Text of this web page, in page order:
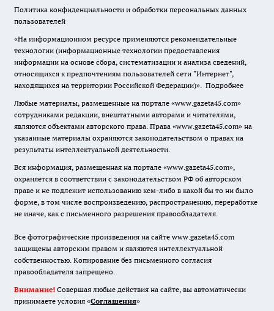
Политика конфиденциальности и обработки персональных данных
пользователей
«На информационном ресурсе применяются рекомендательные
технологии (информационные технологии предоставления
информации на основе сбора, систематизации и анализа сведений,
относящихся к предпочтениям пользователей сети "Интернет",
находящихся на территории Российской Федерации)». Подробнее
Любые материалы, размещенные на портале «www.gazeta45.com»
сотрудниками редакции, внештатными авторами и читателями,
являются объектами авторского права. Права «www.gazeta45.com» на
указанные материалы охраняются законодательством о правах на
результаты интеллектуальной деятельности.
Вся информация, размещенная на портале «www.gazeta45.com»,
охраняется в соответствии с законодательством РФ об авторском
праве и не подлежит использованию кем-либо в какой бы то ни было
форме, в том числе воспроизведению, распространению, переработке
не иначе, как с письменного разрешения правообладателя.
Все фотографические произведения на сайте www.gazeta45.com
защищены авторским правом и являются интеллектуальной
собственностью. Копирование без письменного согласия
правообладателя запрещено.
Внимание! Совершая любые действия на сайте, вы автоматически
принимаете условия «Cоглашения»